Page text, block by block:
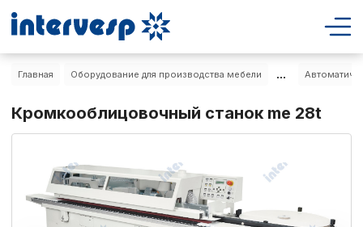
Главная Оборудование для производства мебели ...
Кромкооблицовочный станок me 28t